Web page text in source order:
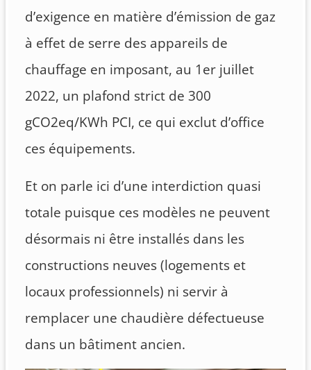
d’exigence en matière d’émission de gaz
à effet de serre des appareils de
chauffage en imposant, au 1er juillet
2022, un plafond strict de 300
gCO2eq/KWh PCI, ce qui exclut d’office
ces équipements.
Et on parle ici d’une interdiction quasi
totale puisque ces modèles ne peuvent
désormais ni être installés dans les
constructions neuves (logements et
locaux professionnels) ni servir à
remplacer une chaudière défectueuse
dans un bâtiment ancien.